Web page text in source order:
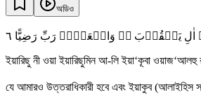
অডিও
اٰلِ یَعۡقُوۡبَ ٭ۖ وَاجۡعَلۡہُ رَبِّ رَضِیًّا ٦
ইয়ারিছু নী ওয়া ইয়ারিছুমিন আ-লি ইয়া‘কূবা ওয়াজ‘আলহু
যে আমারও উত্তরাধিকারী হবে এবং ইয়াকুব (আলাইহিস